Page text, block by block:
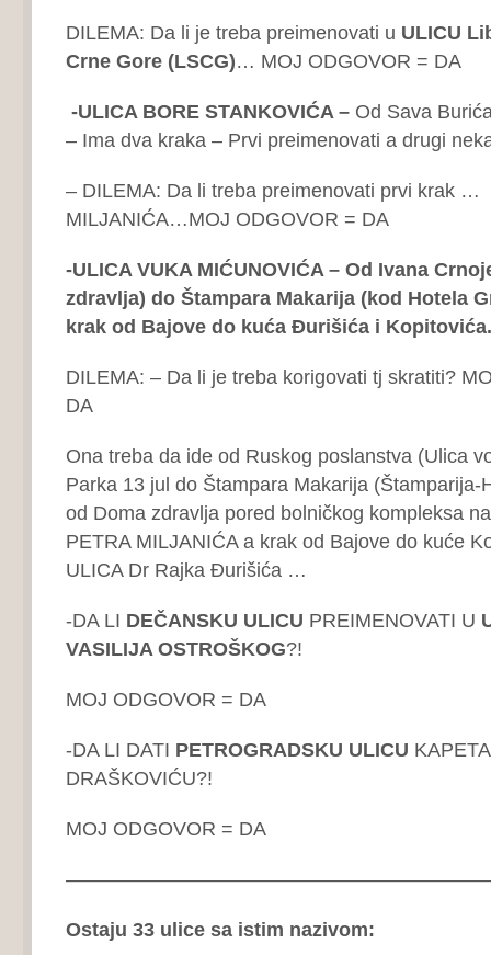
DILEMA: Da li je treba preimenovati u ULICU
Crne Gore (LSCG)… MOJ ODGOVOR = DA
-ULICA BORE STANKOVIĆA – Od Sava
– Ima dva kraka – Prvi preimenovati a drugi
– DILEMA: Da li treba preimenovati prvi krak …
MILJANIĆA…MOJ ODGOVOR = DA
-ULICA VUKA MIĆUNOVIĆA – Od Ivana
zdravlja) do Štampara Makarija (kod Hotela
krak od Bajove do kuća Đurišića i Kopitovića.
DILEMA: – Da li je treba korigovati tj skratiti?
DA
Ona treba da ide od Ruskog poslanstva (Ulica
Parka 13 jul do Štampara Makarija (Štamparija-
od Doma zdravlja pored bolničkog kompleksa
PETRA MILJANIĆA a krak od Bajove do kuće
ULICA Dr Rajka Đurišića …
-DA LI DEČANSKU ULICU PREIMENOVATI U
VASILIJA OSTROŠKOG?!
MOJ ODGOVOR = DA
-DA LI DATI PETROGRADSKU ULICU
DRAŠKOVIĆU?!
MOJ ODGOVOR = DA
Ostaju 33 ulice sa istim nazivom: